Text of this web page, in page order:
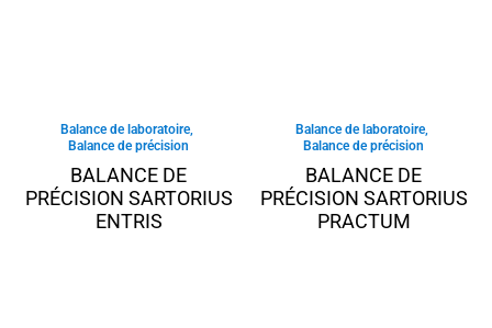
Balance de laboratoire,
Balance de précision
BALANCE DE
PRÉCISION SARTORIUS
ENTRIS
Balance de laboratoire,
Balance de précision
BALANCE DE
PRÉCISION SARTORIUS
PRACTUM